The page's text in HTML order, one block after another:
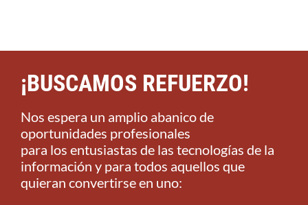
¡BUSCAMOS REFUERZO!​
Nos espera un amplio abanico de
oportunidades profesionales
para los entusiastas de las tecnologías de la
información y para todos aquellos que
quieran convertirse en uno: